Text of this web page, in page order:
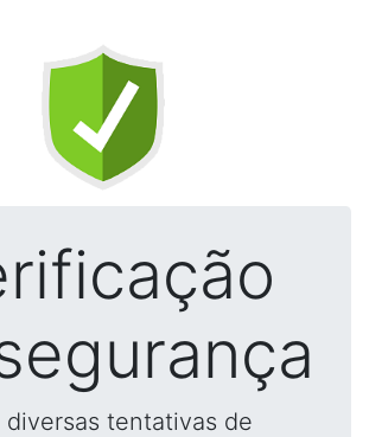
diversas tentativas de